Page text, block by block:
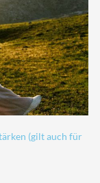
(gilt auch für